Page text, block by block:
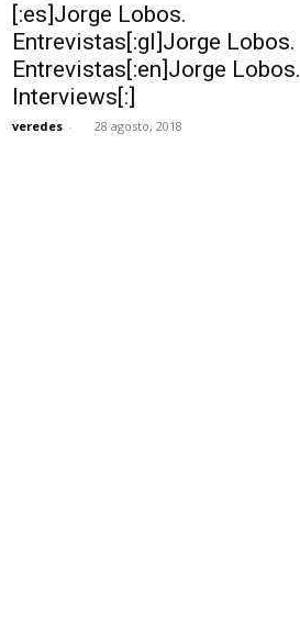
[:es]Jorge Lobos.
Entrevistas[:gl]Jorge Lobos.
Entrevistas[:en]Jorge Lobos.
Interviews[:]
veredes - 28 agosto, 2018